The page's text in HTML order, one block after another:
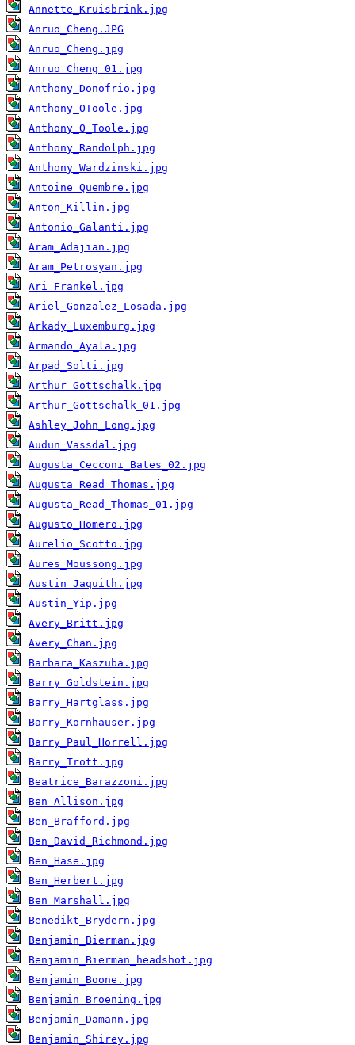
Annette_Kruisbrink.jpg
Anruo_Cheng.JPG
Anruo_Cheng.jpg
Anruo_Cheng_01.jpg
Anthony_Donofrio.jpg
Anthony_OToole.jpg
Anthony_O_Toole.jpg
Anthony_Randolph.jpg
Anthony_Wardzinski.jpg
Antoine_Quembre.jpg
Anton_Killin.jpg
Antonio_Galanti.jpg
Aram_Adajian.jpg
Aram_Petrosyan.jpg
Ari_Frankel.jpg
Ariel_Gonzalez_Losada.jpg
Arkady_Luxemburg.jpg
Armando_Ayala.jpg
Arpad_Solti.jpg
Arthur_Gottschalk.jpg
Arthur_Gottschalk_01.jpg
Ashley_John_Long.jpg
Audun_Vassdal.jpg
Augusta_Cecconi_Bates_02.jpg
Augusta_Read_Thomas.jpg
Augusta_Read_Thomas_01.jpg
Augusto_Homero.jpg
Aurelio_Scotto.jpg
Aures_Moussong.jpg
Austin_Jaquith.jpg
Austin_Yip.jpg
Avery_Britt.jpg
Avery_Chan.jpg
Barbara_Kaszuba.jpg
Barry_Goldstein.jpg
Barry_Hartglass.jpg
Barry_Kornhauser.jpg
Barry_Paul_Horrell.jpg
Barry_Trott.jpg
Beatrice_Barazzoni.jpg
Ben_Allison.jpg
Ben_Brafford.jpg
Ben_David_Richmond.jpg
Ben_Hase.jpg
Ben_Herbert.jpg
Ben_Marshall.jpg
Benedikt_Brydern.jpg
Benjamin_Bierman.jpg
Benjamin_Bierman_headshot.jpg
Benjamin_Boone.jpg
Benjamin_Broening.jpg
Benjamin_Damann.jpg
Benjamin_Shirey.jpg